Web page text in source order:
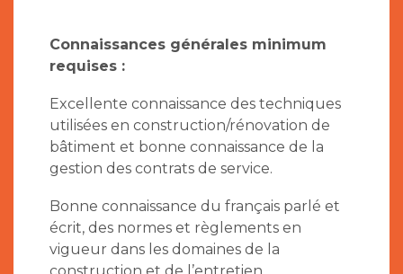
Connaissances générales minimum
requises :
Excellente connaissance des techniques
utilisées en construction/rénovation de
bâtiment et bonne connaissance de la
gestion des contrats de service.
Bonne connaissance du français parlé et
écrit, des normes et règlements en
vigueur dans les domaines de la